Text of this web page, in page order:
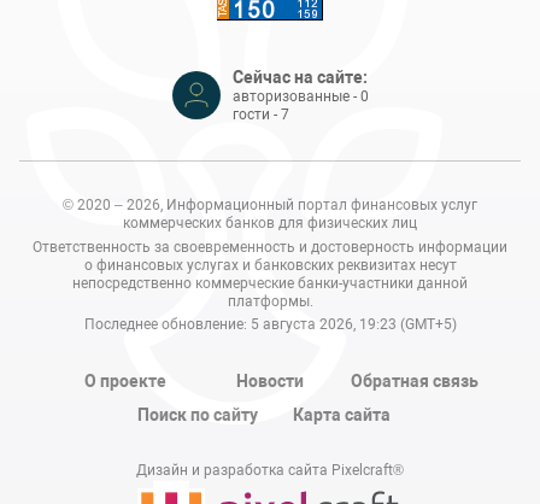
Сейчас на сайте:
авторизованные - 0
гости - 7
© 2020 – 2026, Информационный портал финансовых услуг
коммерческих банков для физических лиц
Ответственность за своевременность и достоверность информации
о финансовых услугах и банковских реквизитах несут
непосредственно коммерческие банки-участники данной
платформы.
Последнее обновление: 5 августа 2026, 19:23 (GMT+5)
О проекте Новости
Обратная связь
Поиск по сайту
Карта сайта
Дизайн и разработка сайта Pixelcraft®